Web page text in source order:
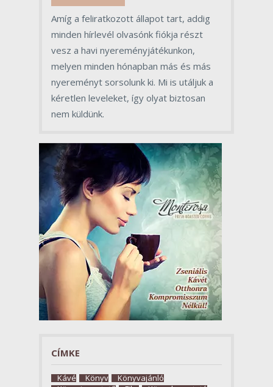
Amíg a feliratkozott állapot tart, addig
minden hírlevél olvasónk fiókja részt
vesz a havi nyereményjátékunkon,
melyen minden hónapban más és más
nyereményt sorsolunk ki. Mi is utáljuk a
kéretlen leveleket, így olyat biztosan
nem küldünk.
CÍMKE
Kávé Könyv
Könyvajánló